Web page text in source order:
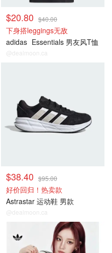
$20.80 $40.00
下身搭leggings无敌
adidas Essentials 男友风T恤
@dealmoon.ca
$38.40 $95.00
好价回归！热卖款
Astrastar 运动鞋 男款
@dealmoon.ca